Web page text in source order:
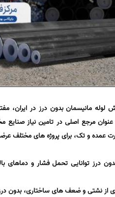
لوله مانیسمان بدون درز در ایران،
مرجع اصلی در تامین نیاز صنایع
عمده و تک، برای پروژه های مختلف
درز توانایی تحمل فشار و دماهای
از نشتی و ضعف های ساختاری، بدون